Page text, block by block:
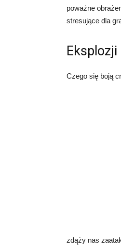
poważne
stresujące dla
Eksplozji
Czego się boją
zdąży nas